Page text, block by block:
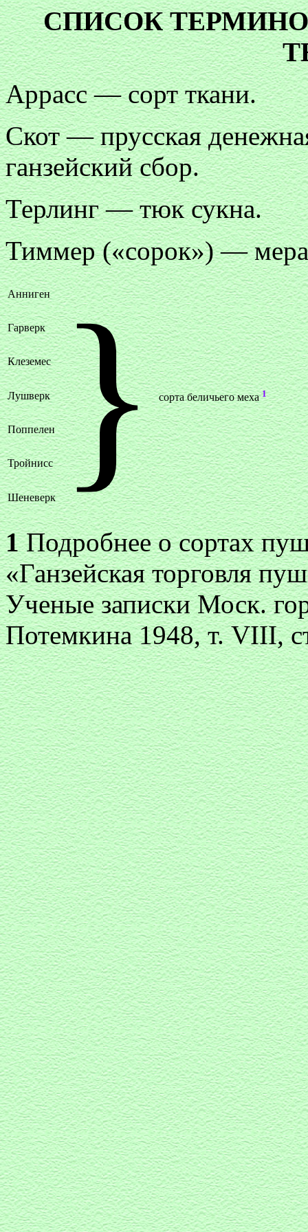
СПИСОК
Аррасс — сорт ткани.
Скот — прусская
ганзейский сбор.
Терлинг — тюк сукна.
Тиммер («сорок») —
Анниген } сорта беличьего меха1
Гарверк
Клеземес
Лушверк
Поппелен
Тройнисс
Шеневерк
1Подробнее о сортах
«Ганзейская торговля
Ученые записки Моск.
Потемкина 1948, т. VIII,